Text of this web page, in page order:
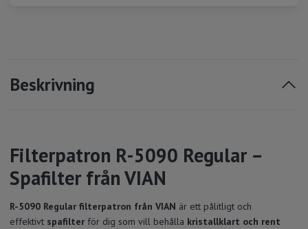
Beskrivning
Filterpatron R-5090 Regular –
Spafilter från VIAN
R-5090 Regular filterpatron från VIAN är ett pålitligt och
effektivt spafilter för dig som vill behålla kristallklart och rent